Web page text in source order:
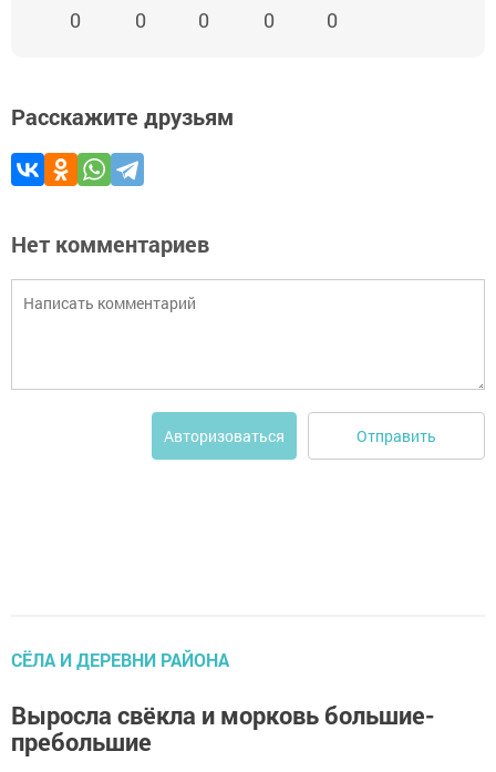
0 0 0 0 0
Расскажите друзьям
Нет комментариев
Авторизоваться Отправить
СЁЛА И ДЕРЕВНИ РАЙОНА
Выросла свёкла и морковь большие-
пребольшие